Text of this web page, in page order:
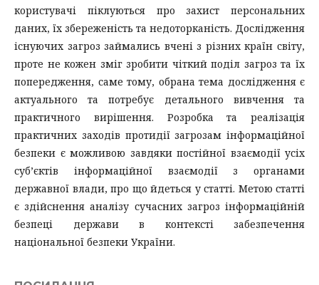
користувачі піклуються про захист персональних
даних, їх збереженість та недоторканість. Дослідження
існуючих загроз займались вчені з різних країн світу,
проте не кожен зміг зробити чіткий поділ загроз та їх
попередження, саме тому, обрана тема дослідження є
актуального та потребує детального вивчення та
практичного вирішення. Розробка та реалізація
практичних заходів протидії загрозам інформаційної
безпеки є можливою завдяки постійної взаємодії усіх
суб’єктів інформаційної взаємодії з органами
державної влади, про що йдеться у статті. Метою статті
є здійснення аналізу сучасних загроз інформаційній
безпеці держави в контексті забезпечення
національної безпеки України.